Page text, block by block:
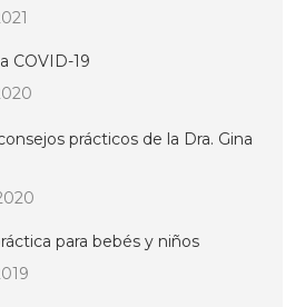
COVID-19
prácticos de la Dra. Gina
para bebés y niños